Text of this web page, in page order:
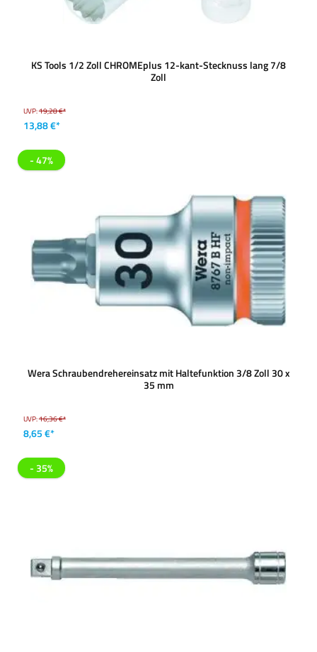
KS Tools 1/2 Zoll CHROMEplus 12-kant-Stecknuss lang 7/8
Zoll
UVP:19,28 €*
13,88 €*
- 47%
Wera Schraubendrehereinsatz mit Haltefunktion 3/8 Zoll 30 x
35 mm
UVP:16,36 €*
8,65 €*
- 35%